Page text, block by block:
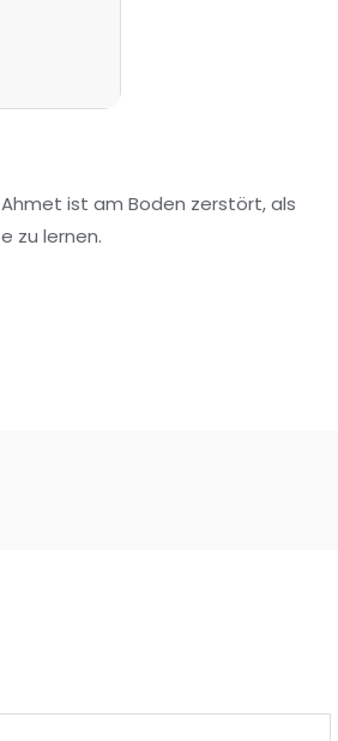
Ahmet ist am Boden zerstört, als
zu lernen.